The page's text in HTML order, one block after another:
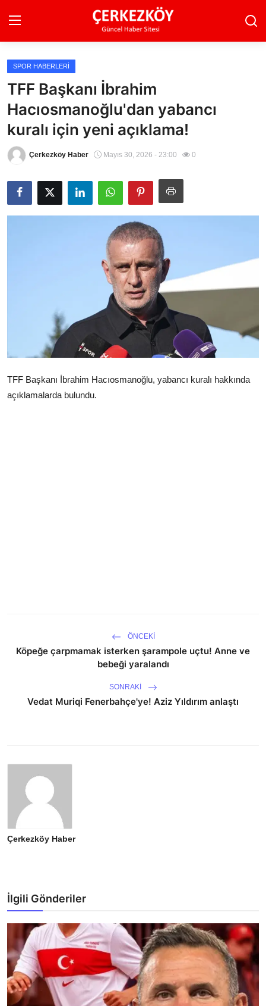
Ana Sayfa
Son Dakika
Ekonomi Haberleri
Magazin Haberleri
Spor Haberleri
SPOR HABERLERI
TFF Başkanı İbrahim
Hacıosmanoğlu'dan yabancı
kuralı için yeni açıklama!
Çerkezköy Haber Mayıs 30, 2026 - 23:00 0
TFF Başkanı İbrahim Hacıosmanoğlu, yabancı kuralı hakkında
açıklamalarda bulundu.
ÖNCEKI
Köpeğe çarpmamak isterken şarampole uçtu! Anne ve
bebeği yaralandı
SONRAKI
Vedat Muriqi Fenerbahçe'ye! Aziz Yıldırım anlaştı
Çerkezköy Haber
İlgili Gönderiler